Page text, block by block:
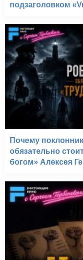
подзаголовком
Почему
обязательно
богом» Алексея